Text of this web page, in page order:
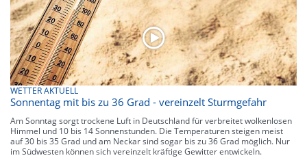
WETTER AKTUELL
Sonnentag mit bis zu 36 Grad - vereinzelt Sturmgefahr
Am Sonntag sorgt trockene Luft in Deutschland für verbreitet wolkenlosen
Himmel und 10 bis 14 Sonnenstunden. Die Temperaturen steigen meist
auf 30 bis 35 Grad und am Neckar sind sogar bis zu 36 Grad möglich. Nur
im Südwesten können sich vereinzelt kräftige Gewitter entwickeln.